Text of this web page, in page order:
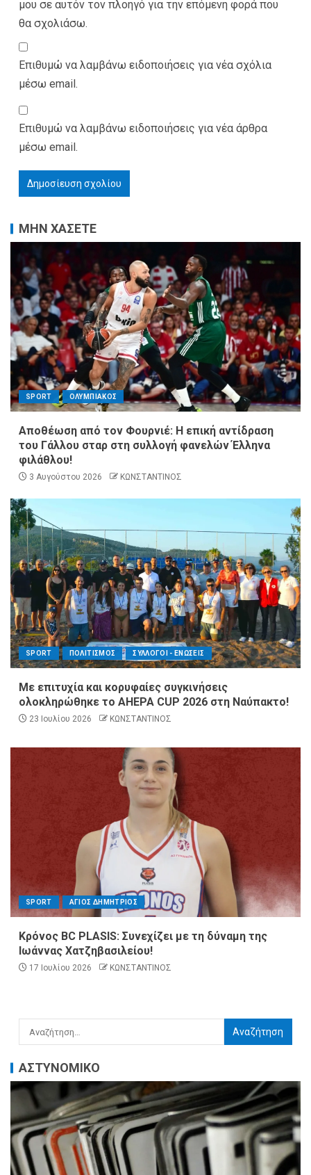
μου σε αυτόν τον πλοηγό για την επόμενη φορά που
θα σχολιάσω.
Επιθυμώ να λαμβάνω ειδοποιήσεις για νέα σχόλια
μέσω email.
Επιθυμώ να λαμβάνω ειδοποιήσεις για νέα άρθρα
μέσω email.
ΜΗΝ ΧΑΣΕΤΕ
SPORT ΟΛΥΜΠΙΑΚΟΣ
Αποθέωση από τον Φουρνιέ: Η επική αντίδραση
του Γάλλου σταρ στη συλλογή φανελών Έλληνα
φιλάθλου!
3 Αυγούστου 2026 ΚΩΝΣΤΑΝΤΙΝΟΣ
SPORT ΠΟΛΙΤΙΣΜΟΣ ΣΥΛΛΟΓΟΙ - ΕΝΩΣΕΙΣ
Με επιτυχία και κορυφαίες συγκινήσεις
ολοκληρώθηκε το AHEPA CUP 2026 στη Ναύπακτο!
23 Ιουλίου 2026 ΚΩΝΣΤΑΝΤΙΝΟΣ
SPORT ΑΓΙΟΣ ΔΗΜΗΤΡΙΟΣ
Κρόνος BC PLASIS: Συνεχίζει με τη δύναμη της
Ιωάννας Χατζηβασιλείου!
17 Ιουλίου 2026 ΚΩΝΣΤΑΝΤΙΝΟΣ
ΑΣΤΥΝΟΜΙΚΟ